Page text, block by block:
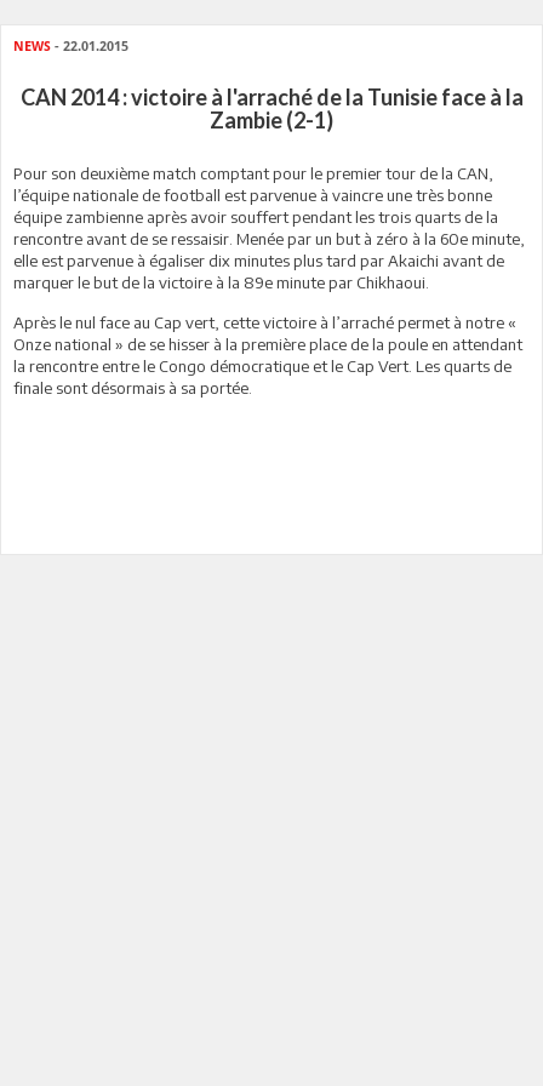
NEWS - 22.01.2015
CAN 2014 : victoire à l'arraché de la Tunisie face à la
Zambie (2-1)
Pour son deuxième match comptant pour le premier tour de la CAN,
l’équipe nationale de football est parvenue à vaincre une très bonne
équipe zambienne après avoir souffert pendant les trois quarts de la
rencontre avant de se ressaisir. Menée par un but à zéro à la 60e minute,
elle est parvenue à égaliser dix minutes plus tard par Akaichi avant de
marquer le but de la victoire à la 89e minute par Chikhaoui.
Après le nul face au Cap vert, cette victoire à l’arraché permet à notre «
Onze national » de se hisser à la première place de la poule en attendant
la rencontre entre le Congo démocratique et le Cap Vert. Les quarts de
finale sont désormais à sa portée.